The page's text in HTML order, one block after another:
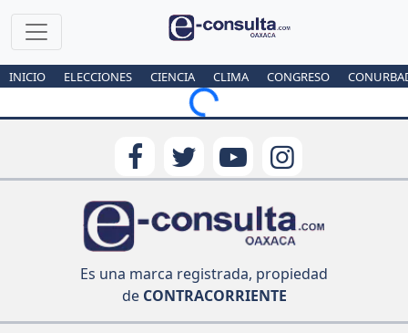
INICIO ELECCIONES CIENCIA CLIMA CONGRESO
Loading...
Es una marca registrada, propiedad
deCONTRACORRIENTE